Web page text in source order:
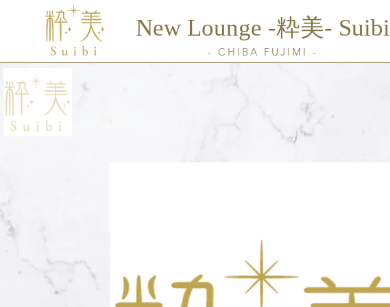
New Lounge ​-粋美- Suibi
- CHIBA FUJIMI -